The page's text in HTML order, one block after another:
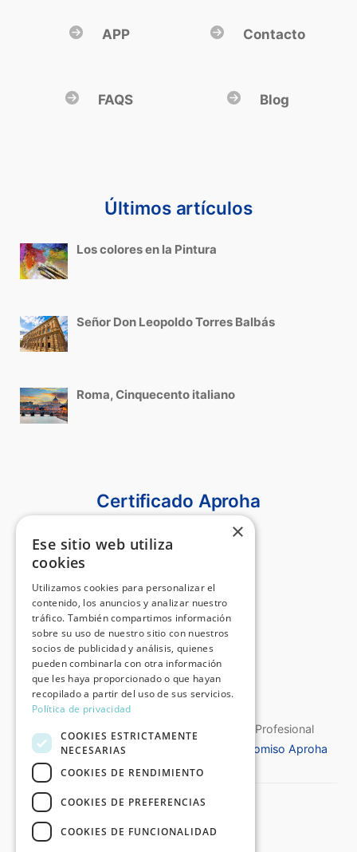
APP Contacto
FAQS Blog
Últimos artículos
Los colores en la Pintura
Señor Don Leopoldo Torres Balbás
Roma, Cinquecento italiano
Certificado Aproha
Certificado de Calidad de la Asociación Profesional
Española de Historiadores del Arte
Compromiso Aproha
©2026 Destino Arte®
Todos los derechos reservados
×
Ese sitio web utiliza
cookies
Utilizamos cookies para personalizar el
contenido, los anuncios y analizar nuestro
tráfico. También compartimos información
sobre su uso de nuestro sitio con nuestros
socios de publicidad y análisis, quienes
pueden combinarla con otra información
que les haya proporcionado o que hayan
recopilado a partir del uso de sus servicios.
Política de privacidad
COOKIES ESTRICTAMENTE
NECESARIAS
COOKIES DE RENDIMIENTO
COOKIES DE PREFERENCIAS
COOKIES DE FUNCIONALIDAD